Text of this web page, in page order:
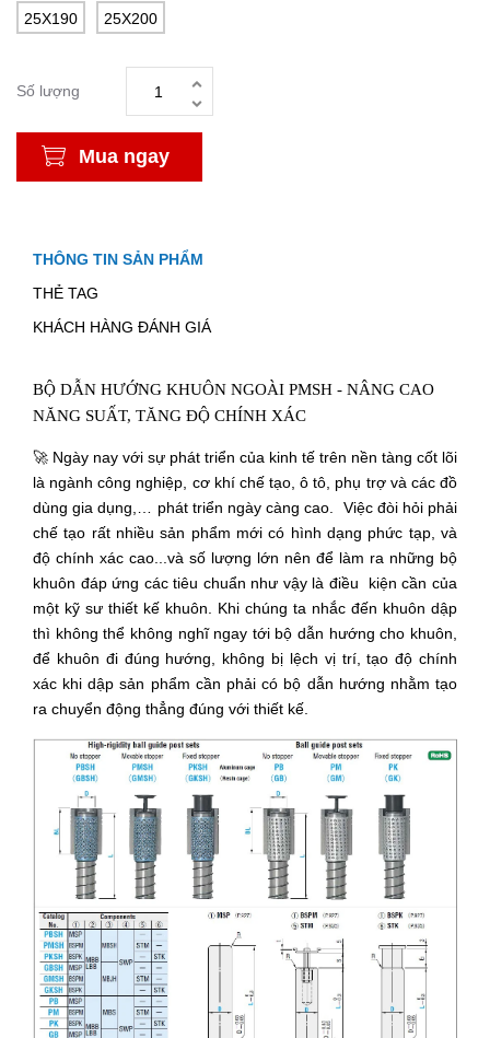
25X190 25X200
Số lượng
Mua ngay
THÔNG TIN SẢN PHẨM
THẺ TAG
KHÁCH HÀNG ĐÁNH GIÁ
BỘ DẪN HƯỚNG KHUÔN NGOÀI PMSH - NÂNG CAO
NĂNG SUẤT, TĂNG ĐỘ CHÍNH XÁC
🚀 Ngày nay với sự phát triển của kinh tế trên nền tàng cốt lõi
là ngành công nghiệp, cơ khí chế tạo, ô tô, phụ trợ và các đồ
dùng gia dụng,… phát triển ngày càng cao. Việc đòi hỏi phải
chế tạo rất nhiều sản phẩm mới có hình dạng phức tạp, và
độ chính xác cao...và số lượng lớn nên để làm ra những bộ
khuôn đáp ứng các tiêu chuẩn như vậy là điều kiện cần của
một kỹ sư thiết kế khuôn. Khi chúng ta nhắc đến khuôn dập
thì không thể không nghĩ ngay tới bộ dẫn hướng cho khuôn,
để khuôn đi đúng hướng, không bị lệch vị trí, tạo độ chính
xác khi dập sản phẩm cần phải có bộ dẫn hướng nhằm tạo
ra chuyển động thẳng đúng với thiết kế.